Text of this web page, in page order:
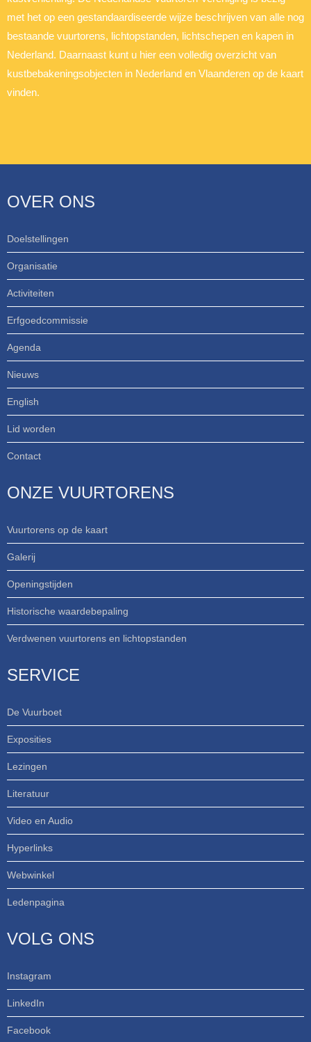
met het op een gestandaardiseerde wijze beschrijven van alle nog
bestaande vuurtorens, lichtopstanden, lichtschepen en kapen in
Nederland. Daarnaast kunt u hier een volledig overzicht van
kustbebakeningsobjecten in Nederland en Vlaanderen op de kaart
vinden.
OVER ONS
Doelstellingen
Organisatie
Activiteiten
Erfgoedcommissie
Agenda
Nieuws
English
Lid worden
Contact
ONZE VUURTORENS
Vuurtorens op de kaart
Galerij
Openingstijden
Historische waardebepaling
Verdwenen vuurtorens en lichtopstanden
SERVICE
De Vuurboet
Exposities
Lezingen
Literatuur
Video en Audio
Hyperlinks
Webwinkel
Ledenpagina
VOLG ONS
Instagram
LinkedIn
Facebook